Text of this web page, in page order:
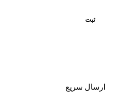
ثبت
ارسال سریع